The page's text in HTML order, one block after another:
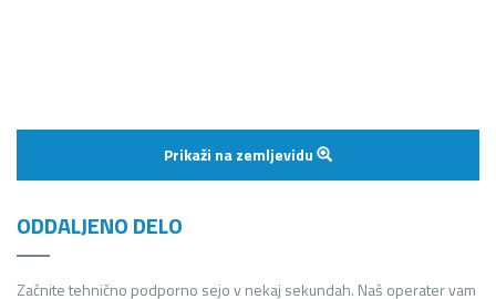
Prikaži na zemljevidu
ODDALJENO DELO
Začnite tehnično podporno sejo v nekaj sekundah. Naš operater vam